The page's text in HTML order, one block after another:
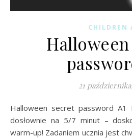
CHILDREN
21
Halloween secret password A1 Bardzo szybka zabawa,
dosłownie na 5/7 minut –
warm-up! Zadaniem ucznia jest